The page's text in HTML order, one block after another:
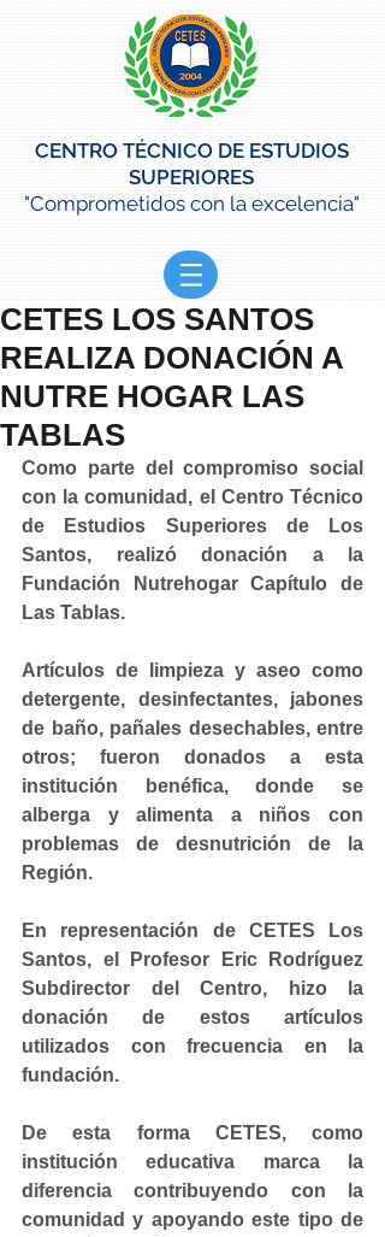
CENTRO TÉCNICO DE ESTUDIOS
SUPERIORES
"Comprometidos con la excelencia"
CETES LOS SANTOS
REALIZA DONACIÓN A
NUTRE HOGAR LAS
TABLAS
Como parte del compromiso social
con la comunidad, el Centro Técnico
de Estudios Superiores de Los
Santos, realizó donación a la
Fundación Nutrehogar Capítulo de
Las Tablas.
Artículos de limpieza y aseo como
detergente, desinfectantes, jabones
de baño, pañales desechables, entre
otros; fueron donados a esta
institución benéfica, donde se
alberga y alimenta a niños con
problemas de desnutrición de la
Región.
En representación de CETES Los
Santos, el Profesor Eric Rodríguez
Subdirector del Centro, hizo la
donación de estos artículos
utilizados con frecuencia en la
fundación.
De esta forma CETES, como
institución educativa marca la
diferencia contribuyendo con la
comunidad y apoyando este tipo de